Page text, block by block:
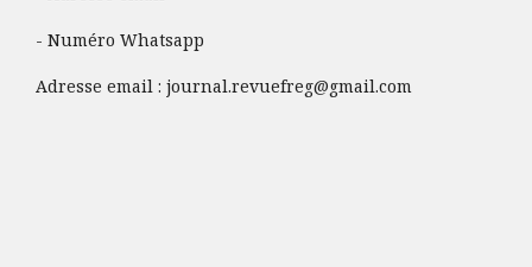
- Numéro Whatsapp
Adresse email : journal.revuefreg@gmail.com